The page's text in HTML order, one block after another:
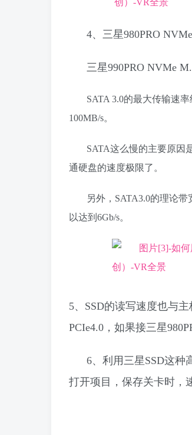
4、三星980PRO
三星990PRO NVMe
SATA 3.0的最大传输速
100MB/s。
SATA这么慢的主要原因
通硬盘的速度极限了。
另外，SATA3.0的理论
以达到6Gb/s。
5、SSD的读写速度也与
PCIe4.0，如果接三星
6、利用三星SSD这种
打开项目，保存关卡时，